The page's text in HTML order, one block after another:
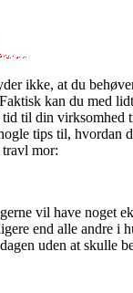
ikke, at du
kan du med
til din virksomhed
tips til, hvordan
mor:
vil have noget
end alle andre i
uden at skulle